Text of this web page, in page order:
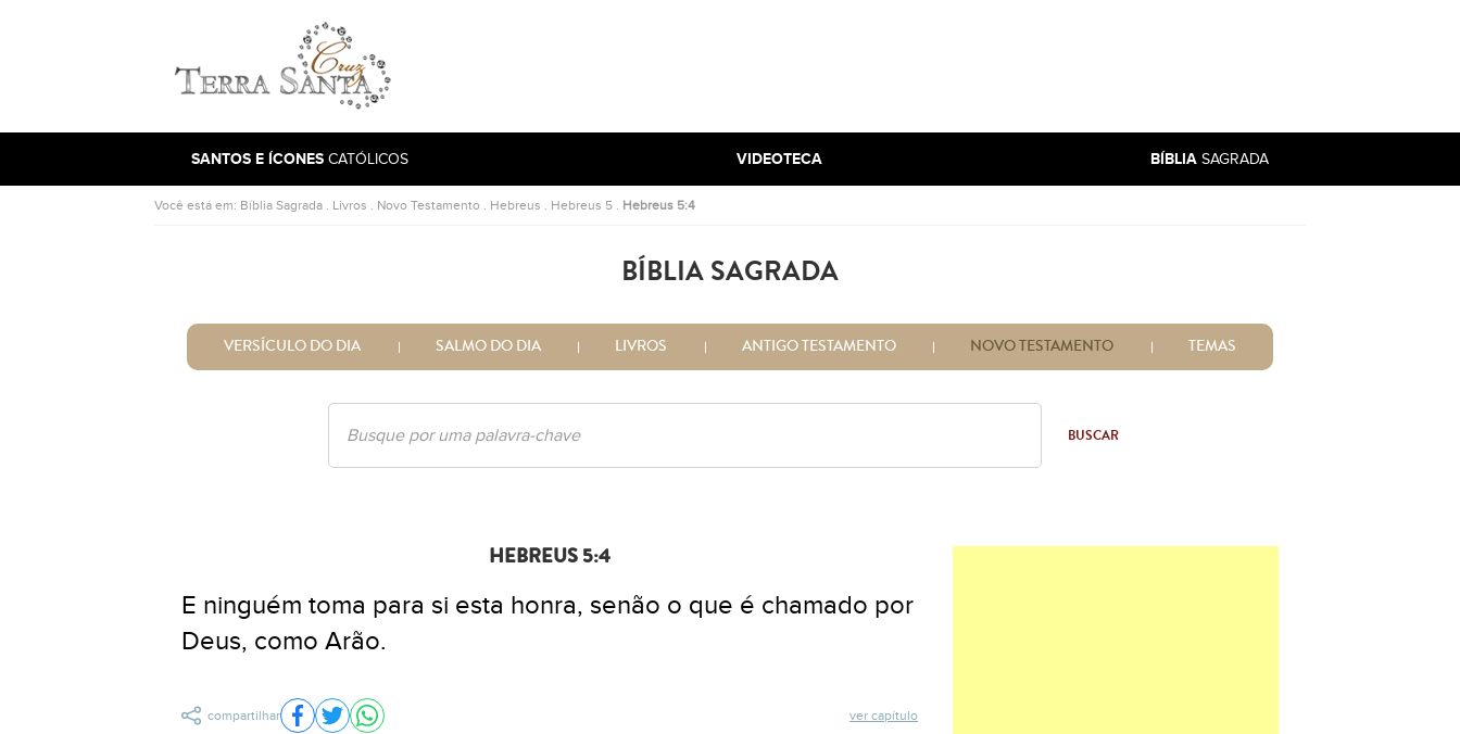
Ir para a página inicial
SANTOS E ÍCONES CATÓLICOS VIDEOTECA BÍBLIA SAGRADA
Você está em: Bíblia Sagrada . Livros . Novo Testamento . Hebreus . Hebreus 5 . Hebreus 5:4
BÍBLIA SAGRADA
VERSÍCULO DO DIA SALMO DO DIA LIVROS ANTIGO TESTAMENTO NOVO TESTAMENTO TEMAS
BUSCAR
HEBREUS 5:4
E ninguém toma para si esta honra, senão o que é chamado por
Deus, como Arão.
ver capítulo
compartilhar Compartilhar no Facebook
Compartilhar no Twitter
Compartilhar no WhatsApp